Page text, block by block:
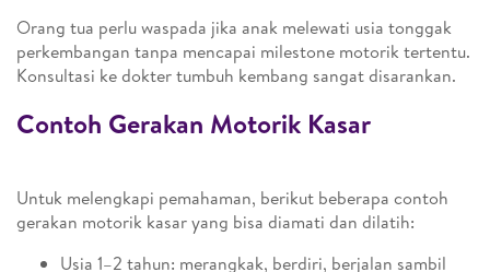
Orang tua perlu waspada jika anak melewati usia tonggak
perkembangan tanpa mencapai milestone motorik tertentu.
Konsultasi ke dokter tumbuh kembang sangat disarankan.
Contoh Gerakan Motorik Kasar
Untuk melengkapi pemahaman, berikut beberapa contoh
gerakan motorik kasar yang bisa diamati dan dilatih:
Usia 1–2 tahun: merangkak, berdiri, berjalan sambil